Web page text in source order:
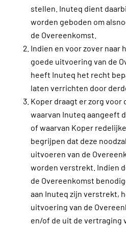
stellen. Inuteq dient
worden geboden om
de Overeenkomst.
Indien en voor zover naar
goede uitvoering van de
heeft Inuteq het recht
laten verrichten door
Koper draagt er zorg voor
waarvan Inuteq aangeeft
of waarvan Koper
begrijpen dat deze
uitvoeren van de
worden verstrekt. Indien
de Overeenkomst
aan Inuteq zijn verstrekt,
uitvoering van de
en/of de uit de vertraging